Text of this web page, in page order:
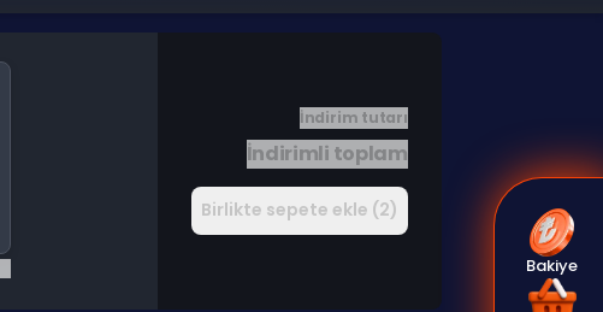
İndirim tutarı
İndirimli toplam
Birlikte sepete ekle (2)
Bakiye